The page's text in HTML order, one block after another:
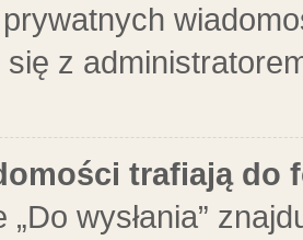
prywatnych
z
trafiają do
„Do wysłania”